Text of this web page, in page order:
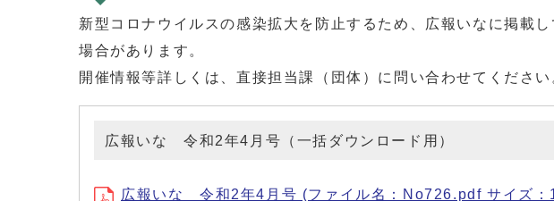
新型コロナウイルスの感染拡大を防止するため、広報いなに掲載
場合があります。
開催情報等詳しくは、直接担当課（団体）に問い合わせてください
広報いな 令和2年4月号（一括ダウンロード用）
広報いな 令和2年4月号 (ファイル名：No726.pdf サイズ